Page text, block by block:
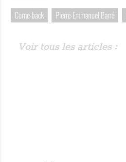
Come-back Pierre-Emmanuel Barré
Voir tous les articles :